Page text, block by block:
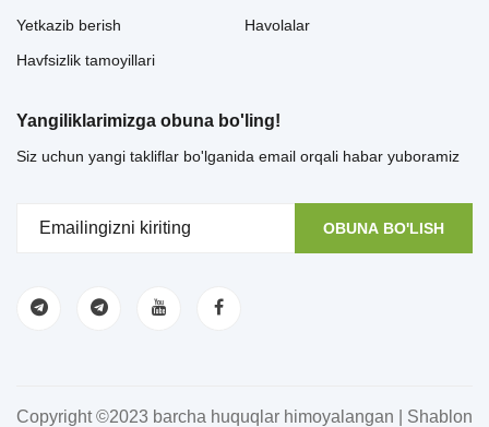
Yetkazib berish
Havfsizlik tamoyillari
Havolalar
Yangiliklarimizga obuna bo'ling!
Siz uchun yangi takliflar bo'lganida email orqali habar yuboramiz
OBUNA BO'LISH
Copyright ©2023 barcha huquqlar himoyalangan | Shablon